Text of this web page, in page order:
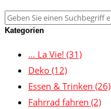
Kategorien
… La Vie! (31)
Deko (12)
Essen & Trinken (26)
Fahrrad fahren (2)